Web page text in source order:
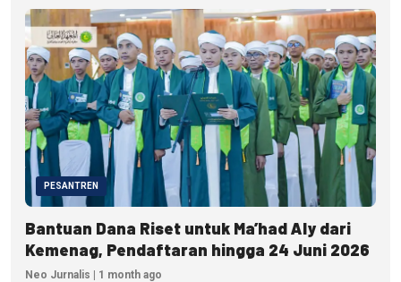
PESANTREN
Bantuan Dana Riset untuk Ma’had Aly dari
Kemenag, Pendaftaran hingga 24 Juni 2026
Neo Jurnalis | 1 month ago